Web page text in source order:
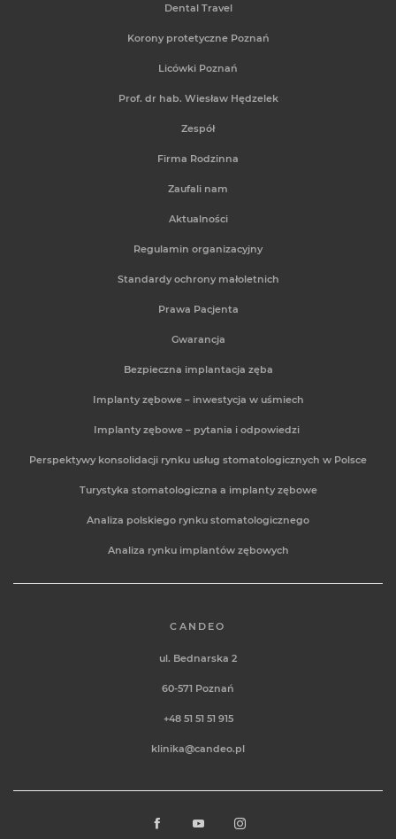
Dental Travel
Korony protetyczne Poznań
Licówki Poznań
Prof. dr hab. Wiesław Hędzelek
Zespół
Firma Rodzinna
Zaufali nam
Aktualności
Regulamin organizacyjny
Standardy ochrony małoletnich
Prawa Pacjenta
Gwarancja
Bezpieczna implantacja zęba
Implanty zębowe – inwestycja w uśmiech
Implanty zębowe – pytania i odpowiedzi
Perspektywy konsolidacji rynku usług stomatologicznych w Polsce
Turystyka stomatologiczna a implanty zębowe
Analiza polskiego rynku stomatologicznego
Analiza rynku implantów zębowych
CANDEO
ul. Bednarska 2
60-571 Poznań
+48 51 51 51 915
klinika@candeo.pl